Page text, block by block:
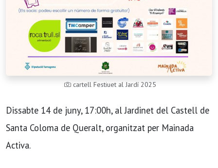
cartell Festiuet al Jardí 2025
Dissabte 14 de juny, 17:00h, al Jardinet del Castell de
Santa Coloma de Queralt, organitzat per Mainada
Activa.